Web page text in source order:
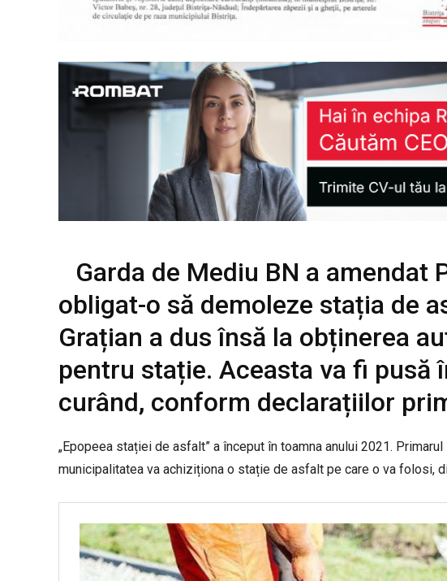
Garda de Mediu BN a amendat
obligat-o să demoleze stația de
Grațian a dus însă la obținerea
pentru stație. Aceasta va fi pusă
curând, conform declarațiilor
„Epopeea stației de asfalt” a început în toamna anului 2021. Primarul
municipalitatea va achiziționa o stație de asfalt pe care o va folosi,